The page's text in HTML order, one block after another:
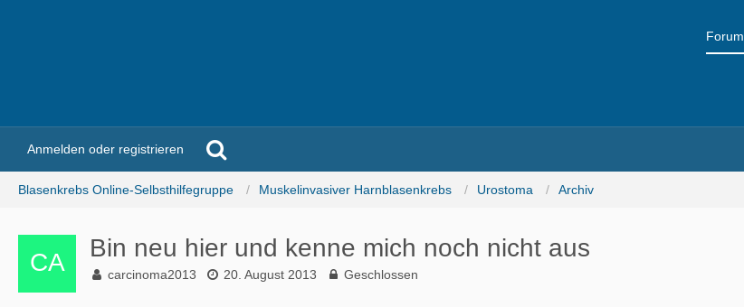
Forum
Anmelden oder registrieren
Blasenkrebs Online-Selbsthilfegruppe Muskelinvasiver Harnblasenkrebs Urostoma Archiv
Bin neu hier und kenne mich noch nicht aus
carcinoma2013 20. August 2013 Geschlossen